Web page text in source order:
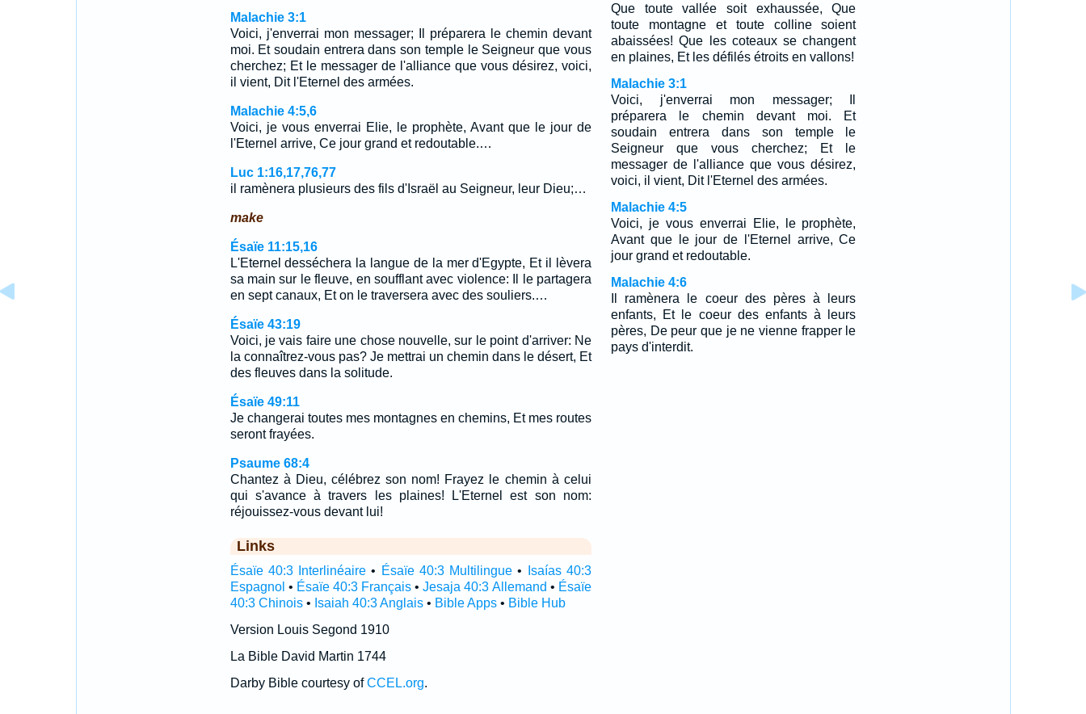
Malachie 3:1
Voici, j'enverrai mon messager; Il préparera le chemin devant
moi. Et soudain entrera dans son temple le Seigneur que vous
cherchez; Et le messager de l'alliance que vous désirez, voici,
il vient, Dit l'Eternel des armées.
Malachie 4:5,6
Voici, je vous enverrai Elie, le prophète, Avant que le jour de
l'Eternel arrive, Ce jour grand et redoutable.…
Luc 1:16,17,76,77
il ramènera plusieurs des fils d'Israël au Seigneur, leur Dieu;…
make
Ésaïe 11:15,16
L'Eternel desséchera la langue de la mer d'Egypte, Et il lèvera
sa main sur le fleuve, en soufflant avec violence: Il le partagera
en sept canaux, Et on le traversera avec des souliers.…
Ésaïe 43:19
Voici, je vais faire une chose nouvelle, sur le point d'arriver: Ne
la connaîtrez-vous pas? Je mettrai un chemin dans le désert, Et
des fleuves dans la solitude.
Ésaïe 49:11
Je changerai toutes mes montagnes en chemins, Et mes routes
seront frayées.
Psaume 68:4
Chantez à Dieu, célébrez son nom! Frayez le chemin à celui
qui s'avance à travers les plaines! L'Eternel est son nom:
réjouissez-vous devant lui!
Links
Ésaïe 40:3 Interlinéaire • Ésaïe 40:3 Multilingue •
Isaías 40:3
Espagnol • Ésaïe 40:3 Français •Jesaja 40:3 Allemand • Ésaïe
40:3 Chinois• Isaiah 40:3 Anglais• Bible Apps• Bible Hub
Version Louis Segond 1910
La Bible David Martin 1744
Darby Bible courtesy ofCCEL.org.
Que toute vallée soit exhaussée, Que
toute montagne et toute colline soient
abaissées! Que les coteaux se changent
en plaines, Et les défilés étroits en vallons!
Malachie 3:1
Voici, j'enverrai mon messager; Il
préparera le chemin devant moi. Et
soudain entrera dans son temple le
Seigneur que vous cherchez; Et le
messager de l'alliance que vous désirez,
voici, il vient, Dit l'Eternel des armées.
Malachie 4:5
Voici, je vous enverrai Elie, le prophète,
Avant que le jour de l'Eternel arrive, Ce
jour grand et redoutable.
Malachie 4:6
Il ramènera le coeur des pères à leurs
enfants, Et le coeur des enfants à leurs
pères, De peur que je ne vienne frapper le
pays d'interdit.